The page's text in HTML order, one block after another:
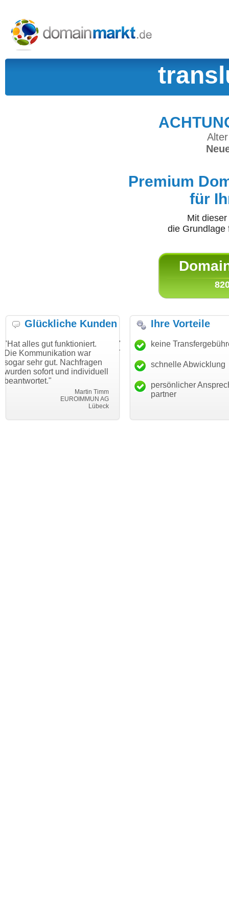
Premium
für
Mit
die
Glückliche Kunden
funktioniert.
war
Nachfragen
und individuell
EUROIMMUN AG
"Danke für den schnellen
Transfer und guten Service!"
Thomas Schäfer
i can eckert communication GmbH
"Ich bin
haben.
mein
Ihre Vorteile
keine
schnelle Abwicklung
persönlicher
partner